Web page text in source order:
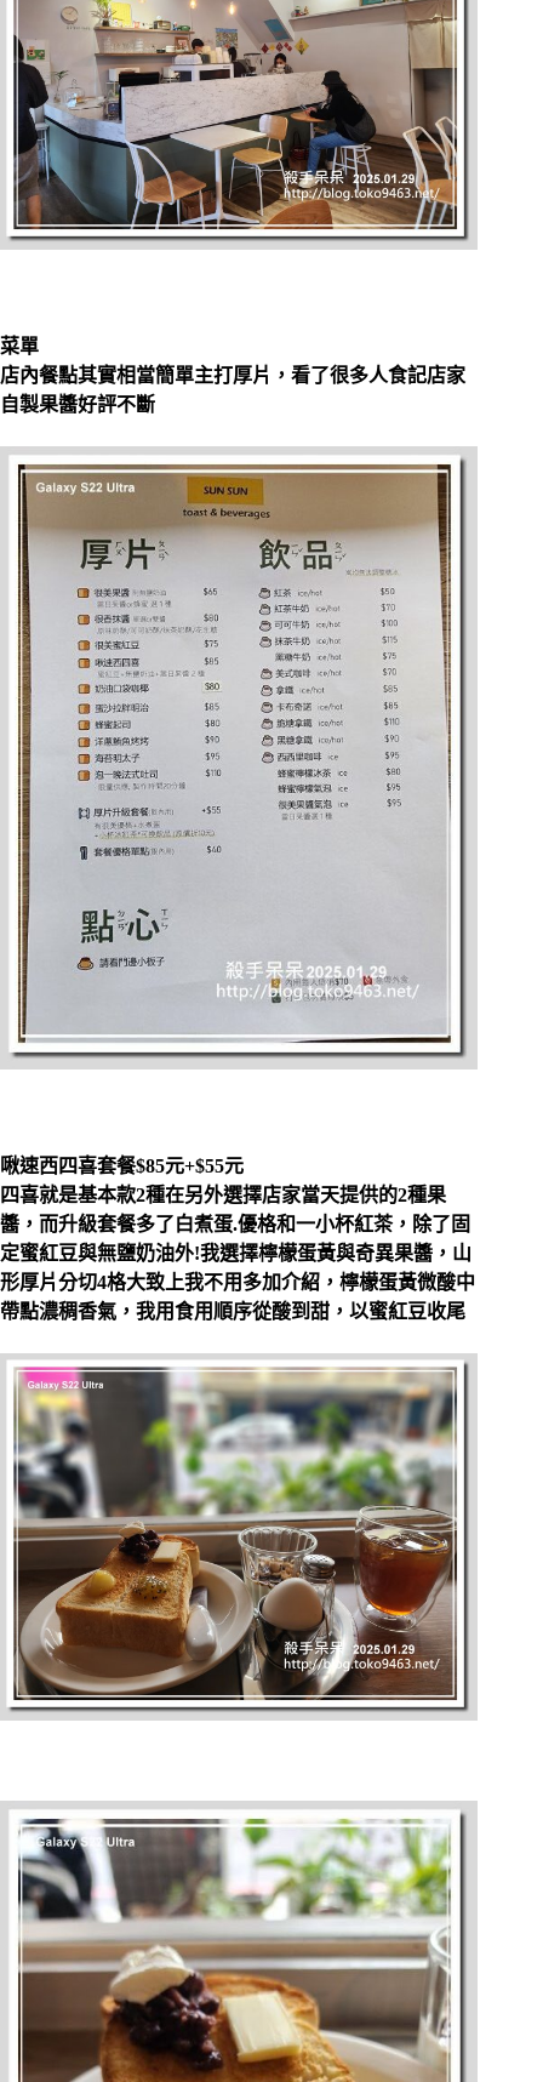
菜單
店內餐點其實相當簡單主打厚片，看了很多人食記店家
自製果醬好評不斷
啾速西四喜套餐$85元+$55元
四喜就是基本款2種在另外選擇店家當天提供的2種果
醬，而升級套餐多了白煮蛋.優格和一小杯紅茶，除了固
定蜜紅豆與無鹽奶油外!我選擇檸檬蛋黃與奇異果醬，山
形厚片分切4格大致上我不用多加介紹，檸檬蛋黃微酸中
帶點濃稠香氣，我用食用順序從酸到甜，以蜜紅豆收尾